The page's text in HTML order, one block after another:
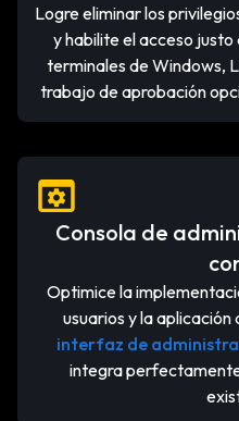
Logre eliminar los
y habilite el acceso
terminales de Windows,
trabajo de aprobación
Consola de
Optimice la
usuarios y la
interfaz de
integra